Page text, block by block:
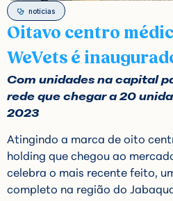
notícias
Oitavo centro
WeVets é
Com unidades na capital
rede que chegar a 20
2023
Atingindo a marca de oito
holding que chegou ao
celebra o mais recente feito,
completo na região do